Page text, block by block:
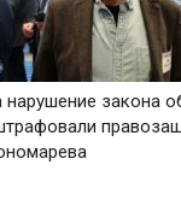
нарушение закона